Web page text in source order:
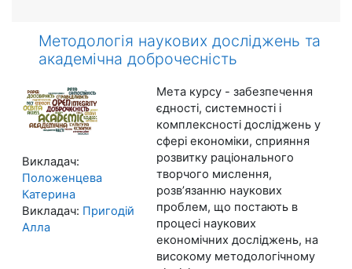
Методологія наукових досліджень та
академічна доброчесність
Мета курсу - забезпечення
єдності, системності і
комплексності досліджень у
сфері економіки, сприяння
розвитку раціонального
творчого мислення,
розв’язанню наукових
проблем, що постають в
процесі наукових
економічних досліджень, на
високому методологічному
Викладач:
Положенцева
Катерина
Викладач: Пригодій
Алла